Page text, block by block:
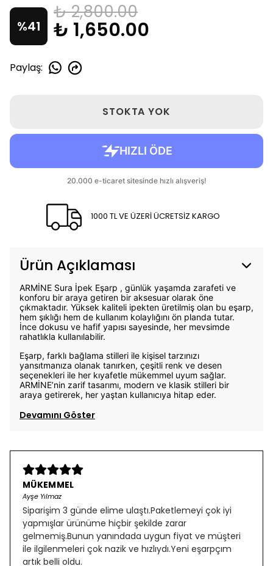
%41
₺ 2,800.00
₺ 1,650.00
Paylaş:
STOKTA YOK
1000 TL VE ÜZERİ ÜCRETSİZ KARGO
Ürün Açıklaması
ARMİNE Sura İpek Eşarp , günlük yaşamda zarafeti ve
konforu bir araya getiren bir aksesuar olarak öne
çıkmaktadır. Yüksek kaliteli ipekten üretilmiş olan bu eşarp,
hem şıklığı hem de kullanım kolaylığını ön planda tutar.
İnce dokusu ve hafif yapısı sayesinde, her mevsimde
rahatlıkla kullanılabilir.
Eşarp, farklı bağlama stilleri ile kişisel tarzınızı
yansıtmanıza olanak tanırken, çeşitli renk ve desen
seçenekleri ile her kıyafetle mükemmel uyum sağlar.
ARMİNE’nin zarif tasarımı, modern ve klasik stilleri bir
araya getirerek, her yaştan kullanıcıya hitap eder.
Devamını Göster
MÜKEMMEL
Ayşe Yılmaz
Siparişim 3 günde elime ulaştı.Paketlemeyi çok iyi
yapmışlar ürünüme hiçbir şekilde zarar
gelmemiş.Bunun yanındada uygun fiyat ve müşteri
ile ilgilenmeleri çok nazik ve hızlıydı.Yeni eşarpçım
artık belli oldu.